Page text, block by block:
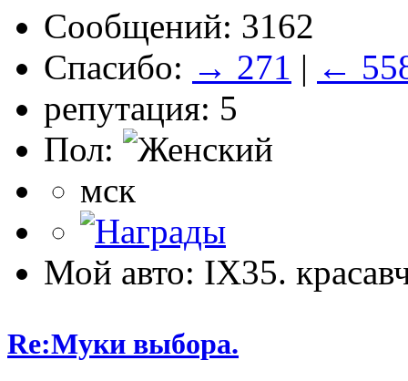
Сообщений: 3162
Спасибо: → 271 | ←
репутация: 5
Пол:
мск
Мой авто: IX35.
Re:Муки выбора.